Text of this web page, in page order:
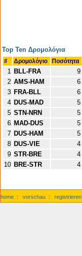
Top Ten Δρομολόγια
# Δρομολόγιο Ποσότητα
1 BLL-FRA 9
2 AMS-HAM 6
3 FRA-BLL 6
4 DUS-MAD 5
5 STN-NRN 5
6 MAD-DUS 5
7 DUS-HAM 5
8 DUS-VIE 4
9 STR-BRE 4
10 BRE-STR 4
home : vorschau : registrieren